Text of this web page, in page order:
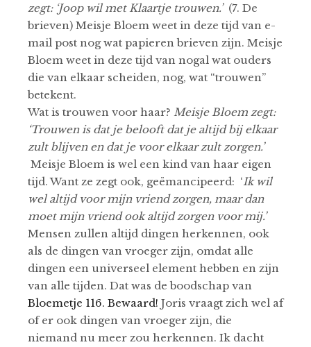
zegt: ‘Joop wil met Klaartje trouwen.’ (7. De
brieven) Meisje Bloem weet in deze tijd van e-
mail post nog wat papieren brieven zijn. Meisje
Bloem weet in deze tijd van nogal wat ouders
die van elkaar scheiden, nog, wat “trouwen”
betekent.
Wat is trouwen voor haar? Meisje Bloem zegt:
‘Trouwen is dat je belooft dat je altijd bij elkaar
zult blijven en dat je voor elkaar zult zorgen.’
Meisje Bloem is wel een kind van haar eigen
tijd. Want ze zegt ook, geëmancipeerd: ‘Ik wil
wel altijd voor mijn vriend zorgen, maar dan
moet mijn vriend ook altijd zorgen voor mij.’
Mensen zullen altijd dingen herkennen, ook
als de dingen van vroeger zijn, omdat alle
dingen een universeel element hebben en zijn
van alle tijden. Dat was de boodschap van
Bloemetje 116. Bewaard! Joris vraagt zich wel af
of er ook dingen van vroeger zijn, die
niemand nu meer zou herkennen. Ik dacht